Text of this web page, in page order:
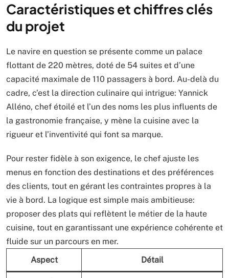
Caractéristiques et chiffres clés
du projet
Le navire en question se présente comme un palace
flottant de 220 mètres, doté de 54 suites et d’une
capacité maximale de 110 passagers à bord. Au-delà du
cadre, c’est la direction culinaire qui intrigue: Yannick
Alléno, chef étoilé et l’un des noms les plus influents de
la gastronomie française, y mène la cuisine avec la
rigueur et l’inventivité qui font sa marque.
Pour rester fidèle à son exigence, le chef ajuste les
menus en fonction des destinations et des préférences
des clients, tout en gérant les contraintes propres à la
vie à bord. La logique est simple mais ambitieuse:
proposer des plats qui reflètent le métier de la haute
cuisine, tout en garantissant une expérience cohérente et
fluide sur un parcours en mer.
Aspect
Détail